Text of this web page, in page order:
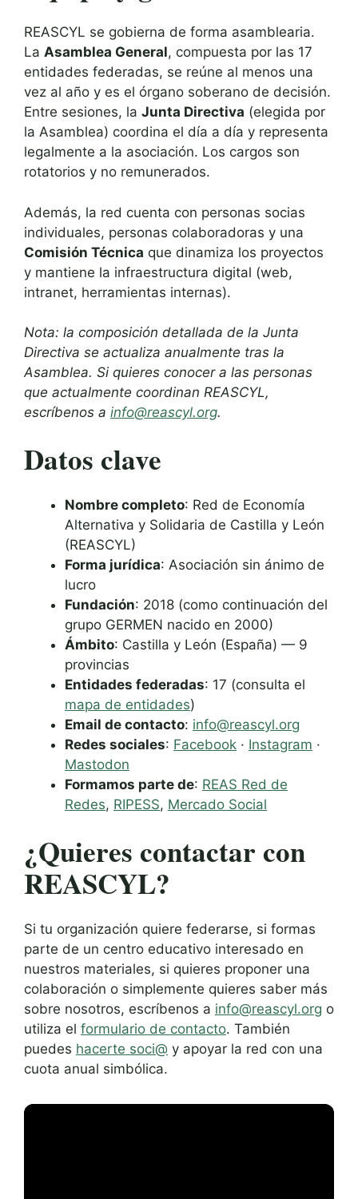
REASCYL se gobierna de forma asamblearia.
La Asamblea General, compuesta por las 17
entidades federadas, se reúne al menos una
vez al año y es el órgano soberano de decisión.
Entre sesiones, la Junta Directiva (elegida por
la Asamblea) coordina el día a día y representa
legalmente a la asociación. Los cargos son
rotatorios y no remunerados.
Además, la red cuenta con personas socias
individuales, personas colaboradoras y una
Comisión Técnica que dinamiza los proyectos
y mantiene la infraestructura digital (web,
intranet, herramientas internas).
Nota: la composición detallada de la Junta
Directiva se actualiza anualmente tras la
Asamblea. Si quieres conocer a las personas
que actualmente coordinan REASCYL,
escríbenos a info@reascyl.org.
Datos clave
Nombre completo: Red de Economía
Alternativa y Solidaria de Castilla y León
(REASCYL)
Forma jurídica: Asociación sin ánimo de
lucro
Fundación: 2018 (como continuación del
grupo GERMEN nacido en 2000)
Ámbito: Castilla y León (España) — 9
provincias
Entidades federadas: 17 (consulta el
mapa de entidades)
Email de contacto: info@reascyl.org
Redes sociales: Facebook · Instagram ·
Mastodon
Formamos parte de: REAS Red de
Redes, RIPESS, Mercado Social
¿Quieres contactar con
REASCYL?
Si tu organización quiere federarse, si formas
parte de un centro educativo interesado en
nuestros materiales, si quieres proponer una
colaboración o simplemente quieres saber más
sobre nosotros, escríbenos a info@reascyl.org o
utiliza el formulario de contacto. También
puedes hacerte soci@ y apoyar la red con una
cuota anual simbólica.